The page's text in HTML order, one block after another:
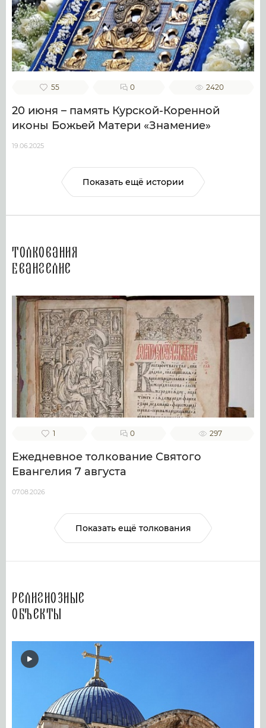
55 0 2420
20 июня – память Курской-Коренной
иконы Божьей Матери «Знамение»
19.06.2025
Показать ещё истории
Толкования
Евангелие
1 0 297
Ежедневное толкование Святого
Евангелия 7 августа
07.08.2026
Показать ещё толкования
Религиозные
объекты